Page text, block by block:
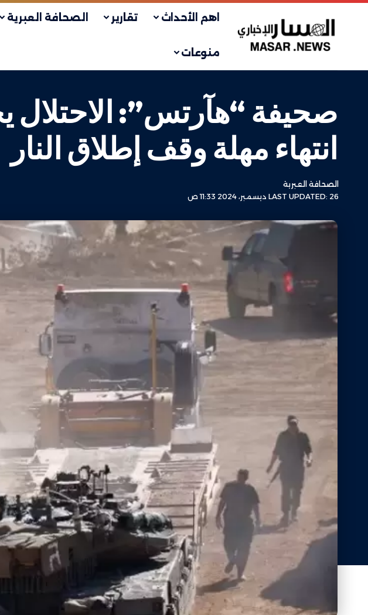
اهم الأحداث تقارير الصحافة العبرية
منوعات
صحيفة “هآرتس”: الاحتلال
انتهاء مهلة وقف إطلاق النار
LAST UPDATED: 26 ديسمبر، 2024 11:33 ص
الصحافة العبرية